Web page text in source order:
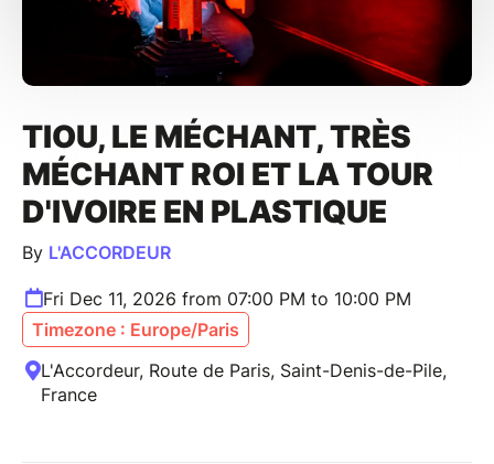
TIOU, LE MÉCHANT, TRÈS
MÉCHANT ROI ET LA TOUR
D'IVOIRE EN PLASTIQUE
By L'ACCORDEUR
Fri Dec 11, 2026 from 07:00 PM to 10:00 PM
Timezone : Europe/Paris
L'Accordeur, Route de Paris, Saint-Denis-de-Pile,
France